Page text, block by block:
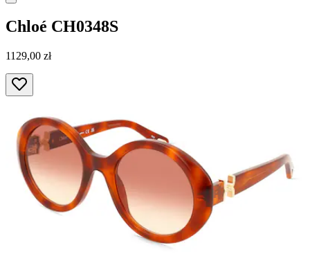
Chloé CH0348S
1129,00 zł